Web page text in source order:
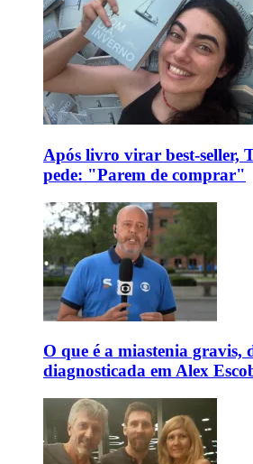
Após livro virar best-seller,
pede: "Parem de comprar"
O que é a miastenia gravis,
diagnosticada em Alex